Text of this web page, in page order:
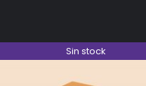
Sin stock